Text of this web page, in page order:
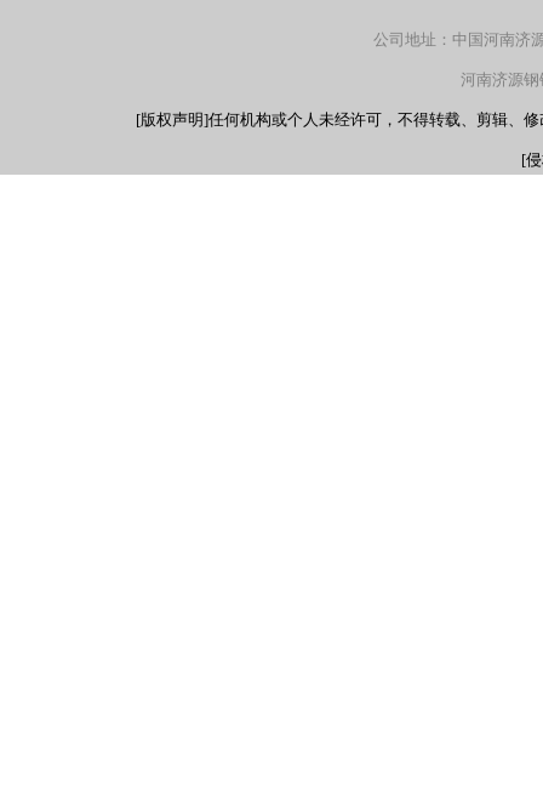
公司地址：中国河南
河南济源
[版权声明]任何机构或个人未经许可，不得转载、剪辑、
[